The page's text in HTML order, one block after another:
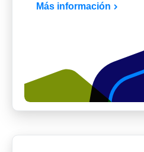
Más información